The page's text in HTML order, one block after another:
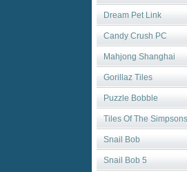
Dream Pet Link
Candy Crush PC
Mahjong Shanghai
Gorillaz Tiles
Puzzle Bobble
Tiles Of The Simpsons
Snail Bob
Snail Bob 5